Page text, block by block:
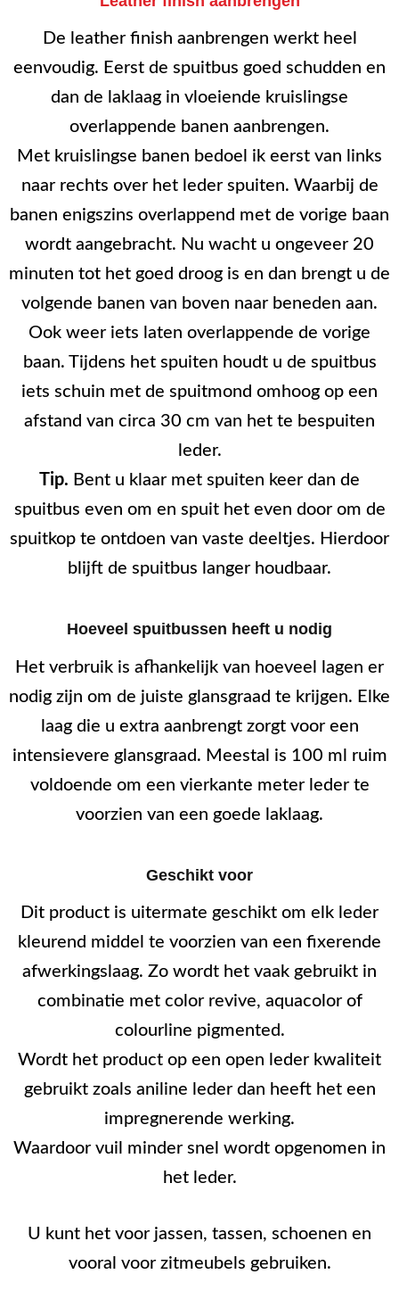
De leather finish aanbrengen werkt heel
eenvoudig. Eerst de spuitbus goed schudden en
dan de laklaag in vloeiende kruislingse
overlappende banen aanbrengen.
Met kruislingse banen bedoel ik eerst van links
naar rechts over het leder spuiten. Waarbij de
banen enigszins overlappend met de vorige baan
wordt aangebracht. Nu wacht u ongeveer 20
minuten tot het goed droog is en dan brengt u de
volgende banen van boven naar beneden aan.
Ook weer iets laten overlappende de vorige
baan. Tijdens het spuiten houdt u de spuitbus
iets schuin met de spuitmond omhoog op een
afstand van circa 30 cm van het te bespuiten
leder.
Tip. Bent u klaar met spuiten keer dan de
spuitbus even om en spuit het even door om de
spuitkop te ontdoen van vaste deeltjes. Hierdoor
blijft de spuitbus langer houdbaar.
Hoeveel spuitbussen heeft u nodig
Het verbruik is afhankelijk van hoeveel lagen er
nodig zijn om de juiste glansgraad te krijgen. Elke
laag die u extra aanbrengt zorgt voor een
intensievere glansgraad. Meestal is 100 ml ruim
voldoende om een vierkante meter leder te
voorzien van een goede laklaag.
Geschikt voor
Dit product is uitermate geschikt om elk leder
kleurend middel te voorzien van een fixerende
afwerkingslaag. Zo wordt het vaak gebruikt in
combinatie met color revive, aquacolor of
colourline pigmented.
Wordt het product op een open leder kwaliteit
gebruikt zoals aniline leder dan heeft het een
impregnerende werking.
Waardoor vuil minder snel wordt opgenomen in
het leder.
U kunt het voor jassen, tassen, schoenen en
vooral voor zitmeubels gebruiken.